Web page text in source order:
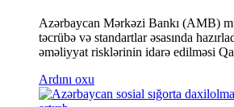
Azərbaycan Mərkəzi Bankı (AMB)
təcrübə və standartlar əsasında
əməliyyat risklərinin idarə edilməsi
Ardını oxu